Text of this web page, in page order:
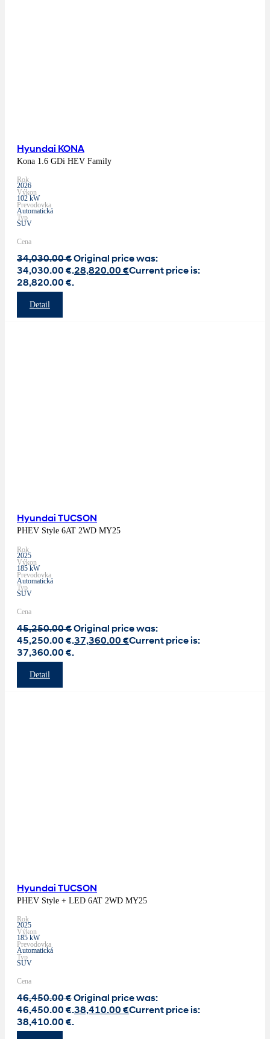
Hyundai KONA
Kona 1.6 GDi HEV Family
Rok
2026
Výkon
102 kW
Prevodovka
Automatická
Typ
SUV
Cena
34,030.00€Original price was:
34,030.00 €.28,820.00 €Current price is:
28,820.00 €.
Detail
Hyundai TUCSON
PHEV Style 6AT 2WD MY25
Rok
2025
Výkon
185 kW
Prevodovka
Automatická
Typ
SUV
Cena
45,250.00€Original price was:
45,250.00 €.37,360.00 €Current price is:
37,360.00 €.
Detail
Hyundai TUCSON
PHEV Style + LED 6AT 2WD MY25
Rok
2025
Výkon
185 kW
Prevodovka
Automatická
Typ
SUV
Cena
46,450.00€Original price was:
46,450.00 €.38,410.00 €Current price is:
38,410.00 €.